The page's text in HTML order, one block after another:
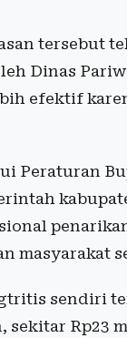
tersebut
Dinas
efektif
Peraturan
masyarakat
sendiri
sekitar Rp23